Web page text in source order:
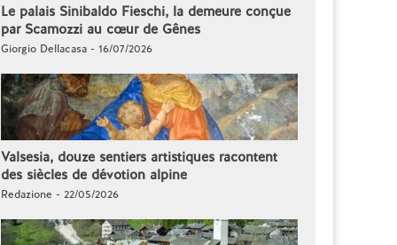
Le palais Sinibaldo Fieschi, la demeure conçue
par Scamozzi au cœur de Gênes
Giorgio Dellacasa - 16/07/2026
Valsesia, douze sentiers artistiques racontent
des siècles de dévotion alpine
Redazione - 22/05/2026